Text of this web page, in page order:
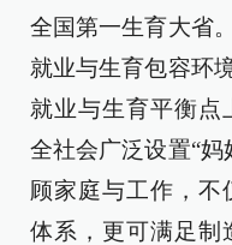
全国第一生育大省
就业与生育包容环
就业与生育平衡点
全社会广泛设置“
顾家庭与工作，不
体系，更可满足制